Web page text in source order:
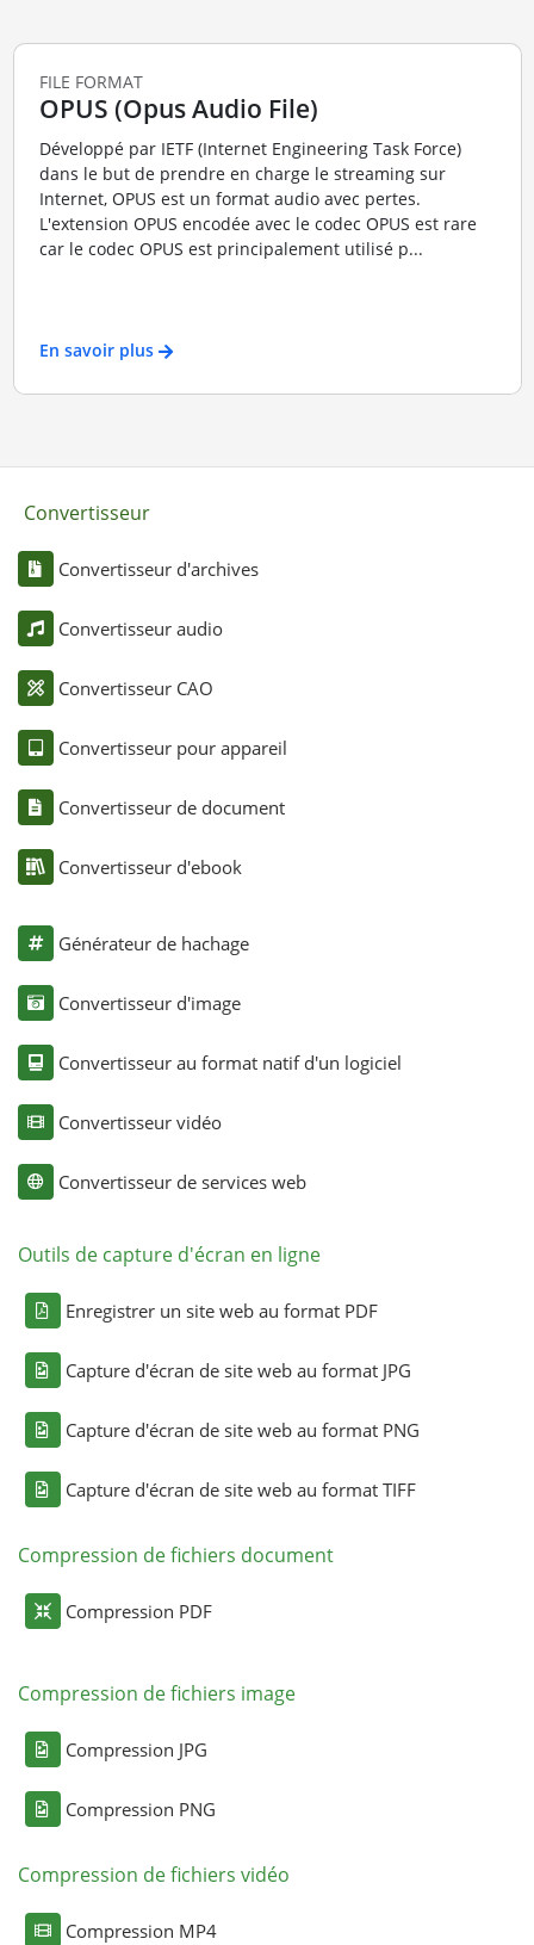
FILE FORMAT
OPUS (Opus Audio File)
Développé par IETF (Internet Engineering Task Force)
dans le but de prendre en charge le streaming sur
Internet, OPUS est un format audio avec pertes.
L'extension OPUS encodée avec le codec OPUS est rare
car le codec OPUS est principalement utilisé p...
En savoir plus
Convertisseur
Convertisseur d'archives
Convertisseur audio
Convertisseur CAO
Convertisseur pour appareil
Convertisseur de document
Convertisseur d'ebook
Générateur de hachage
Convertisseur d'image
Convertisseur au format natif d'un logiciel
Convertisseur vidéo
Convertisseur de services web
Outils de capture d'écran en ligne
Enregistrer un site web au format PDF
Capture d'écran de site web au format JPG
Capture d'écran de site web au format PNG
Capture d'écran de site web au format TIFF
Compression de fichiers document
Compression PDF
Compression de fichiers image
Compression JPG
Compression PNG
Compression de fichiers vidéo
Compression MP4